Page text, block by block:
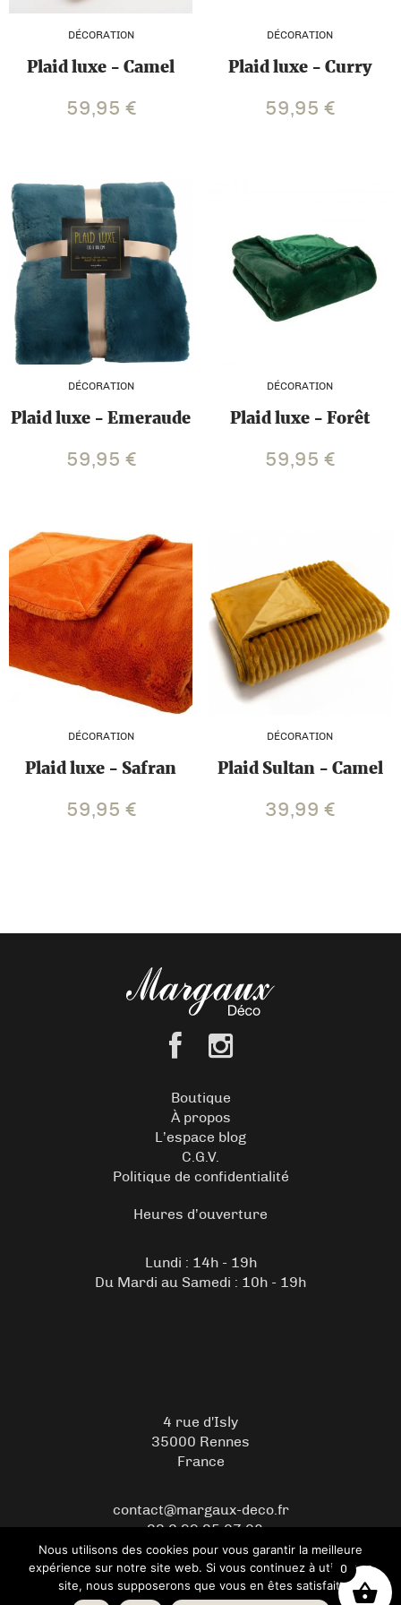
DÉCORATION
Plaid luxe - Camel
59,95 €
DÉCORATION
Plaid luxe - Curry
59,95€
DÉCORATION
Plaid luxe - Emeraude
59,95 €
DÉCORATION
Plaid luxe - Forêt
59,95€
DÉCORATION
Plaid luxe - Safran
59,95 €
DÉCORATION
Plaid Sultan - Camel
39,99€
4 rue d'Isly
35000 Rennes
France
contact@margaux-deco.fr
+33 2 99 35 07 08
Boutique
À propos
L’espace blog
C.G.V.
Politique de confidentialité
Heures d’ouverture
Lundi : 14h - 19h
Du Mardi au Samedi : 10h - 19h
WordPress
0
Nous utilisons des cookies pour vous garantir la meilleure
expérience sur notre site web. Si vous continuez à utiliser ce
site, nous supposerons que vous en êtes satisfait.